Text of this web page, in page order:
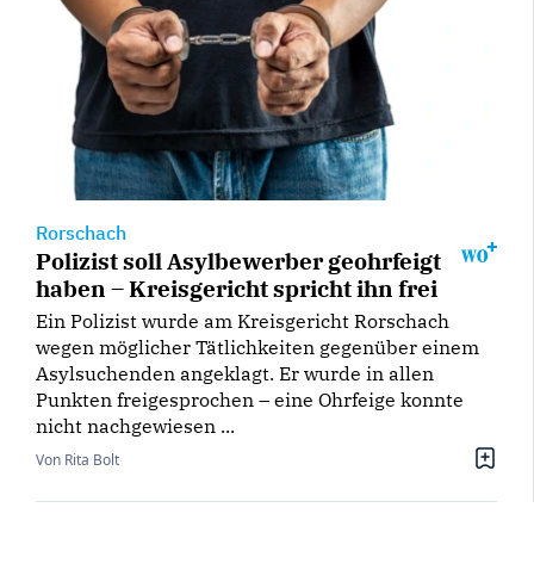
Rorschach
Polizist soll Asylbewerber geohrfeigt
haben – Kreisgericht spricht ihn frei
Ein Polizist wurde am Kreisgericht Rorschach
wegen möglicher Tätlichkeiten gegenüber einem
Asylsuchenden angeklagt. Er wurde in allen
Punkten freigesprochen – eine Ohrfeige konnte
nicht nachgewiesen ...
Von Rita Bolt